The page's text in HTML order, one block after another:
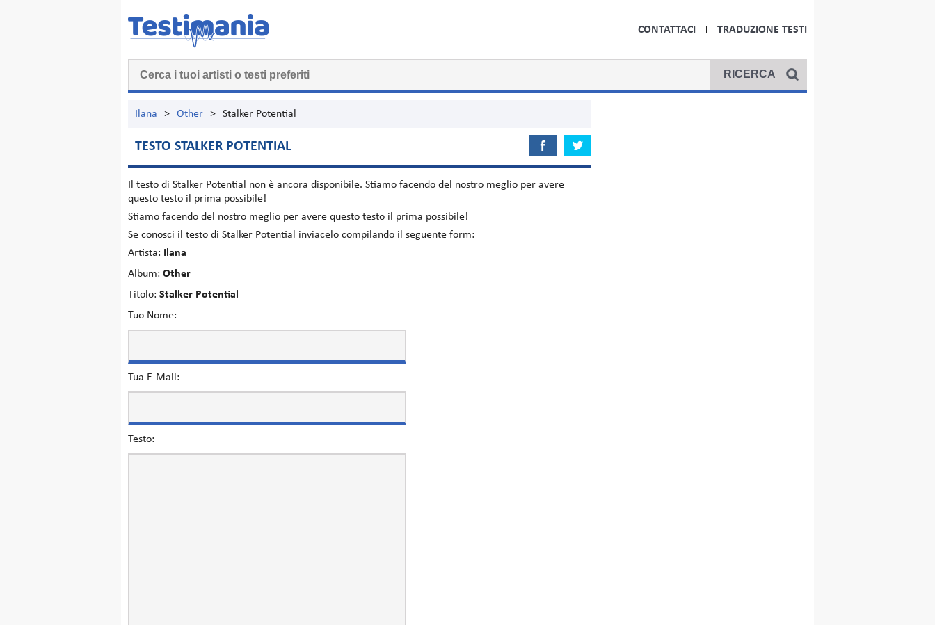
CONTATTACI TRADUZIONE TESTI
Ilana > Other > Stalker Potential
TESTO STALKER POTENTIAL
Il testo di Stalker Potential
non è ancora disponibile. Stiamo facendo del nostro meglio per avere
questo testo il prima possibile!
Stiamo facendo del nostro meglio per avere questo testo il prima possibile!
Se conosci il testo di Stalker Potential inviacelo compilando il seguente form:
Artista:
Ilana
Album: Other
Titolo: Stalker Potential
Tuo Nome:
Tua E-Mail:
Testo: